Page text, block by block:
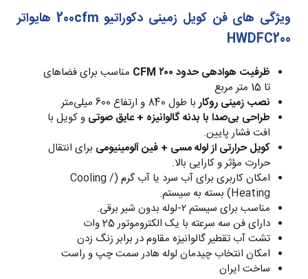
ویژگی های فن کویل زمینی دکوراتیو 200cfm هایواتر
HWDFC200
ظرفیت هوادهی حدود ۲۰۰ CFM
مناسب برای فضاهای
تا 15 متر مربع
نصب زمینی روکاربا طول 840 و ارتفاع 600 میلی‌متر
طراحی بی‌صدا با بدنه گالوانیزه + عایق صوتی و کویل با
افت فشار پایین.
کویل حرارتی از لوله مسی + فین آلومینیومی برای انتقال
حرارت مؤثر و کارایی بالا.
امکان کاربری برای آب سرد یا آب گرم (Cooling /
Heating) بسته به سیستم.
مناسب برای سیستم ۲-لوله بدون شیر برقی.
دارای فن سه سرعته با یک الکتروموتور 25 وات
تشت آب تقطیر گالوانیزه مقاوم در برابر زنگ زدن
امکان انتخاب چیدمان لوله هادر سمت چپ و راست
ساخت ایران